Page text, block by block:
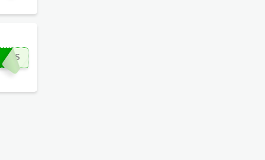
o código do cupom no carrinho de compra.